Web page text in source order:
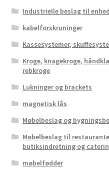
Industrielle beslag til
kabelforskruninger
Kassesystemer,
Kroge, knagekroge,
rebkroge
Lukninger og brackets
magnetisk lås
Møbelbeslag og
Møbelbeslag til
butiksindretning og
møbelfødder